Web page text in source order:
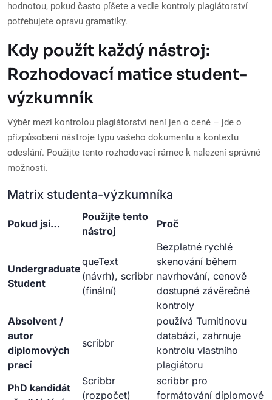
hodnotou, pokud často píšete a vedle kontroly plagiátorství
potřebujete opravu gramatiky.
Kdy použít každý nástroj:
Rozhodovací matice student-
výzkumník
Výběr mezi kontrolou plagiátorství není jen o ceně – jde o
přizpůsobení nástroje typu vašeho dokumentu a kontextu
odeslání. Použijte tento rozhodovací rámec k nalezení správné
možnosti.
Matrix studenta-výzkumníka
Pokud jsi…
Použijte tento
nástroj
Proč
Undergraduate
Student
queText
(návrh), scribbr
(finální)
Bezplatné rychlé
skenování během
navrhování, cenově
dostupné závěrečné
kontroly
Absolvent /
autor
diplomových
prací
scribbr
používá Turnitinovu
databázi, zahrnuje
kontrolu vlastního
plagiátoru
PhD kandidát
Scribbr
(rozpočet)
scribbr pro
formátování diplomové